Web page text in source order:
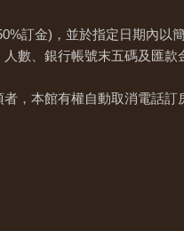
訂金)，並於指定日期內以
數、銀行帳號末五碼及匯款
，本館有權自動取消電話訂